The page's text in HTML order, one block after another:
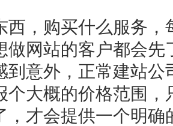
西，购买什么服务
做网站的客户都会
到意外，正常建站
个大概的价格范围
，才会提供一个明